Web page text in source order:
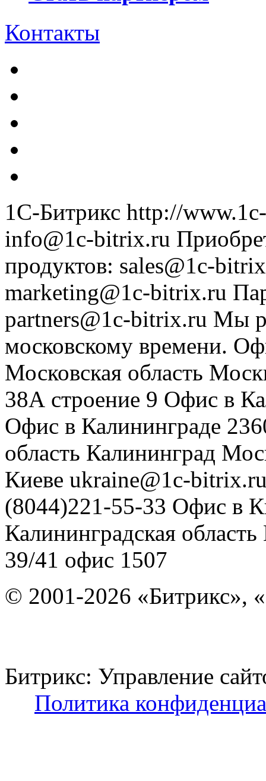
Контакты
1С-Битрикс http://
info@1c-bitrix.ru
продуктов: sales@1c-
marketing@1c-bitrix.ru
partners@1c-bitrix.ru Мы
московскому времени.
Московская область
38А строение 9 Офис в
Офис в Калининграде
область Калининград
Киеве ukraine@1c-
(8044)221-55-33 Офис в
Калининградская область
39/41 офис 1507
© 2001-2026 «Битрикс»,
Битрикс: Управление
Политика